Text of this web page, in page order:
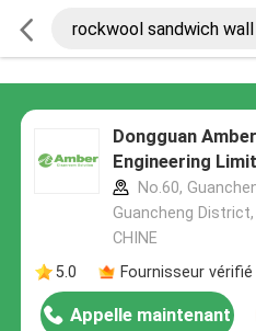
Dongguan
Engineering
No.60,
Guancheng District,
CHINE
5.0
Fournisseur vérifié
Appelle maintenant